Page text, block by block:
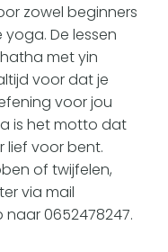
zowel beginners
De lessen
met yin
voor dat je
voor jou
is het motto dat
lief voor bent.
of twijfelen,
via mail
0652478247.